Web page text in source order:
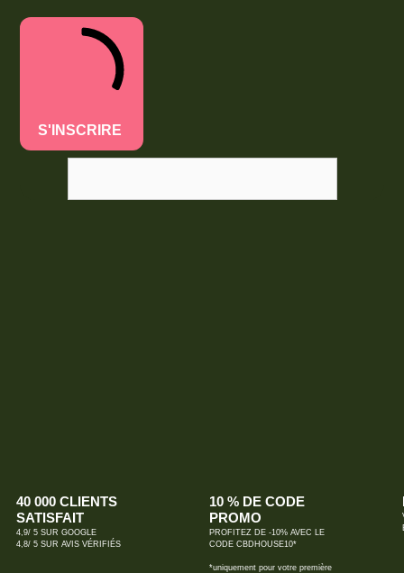
S'INSCRIRE
40 000 CLIENTS
SATISFAIT
4,9/ 5 SUR GOOGLE
4,8/ 5 SUR AVIS VÉRIFIÉS
10 % DE CODE
PROMO
PROFITEZ DE -10% AVEC LE
CODE CBDHOUSE10*
*uniquement pour votre première